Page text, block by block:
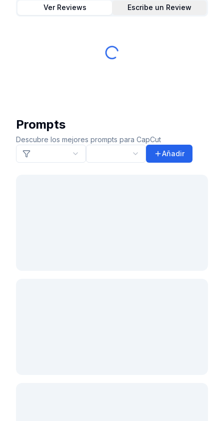
Ver Reviews Escribe un Review
Prompts
Descubre los mejores prompts para CapCut
Añadir